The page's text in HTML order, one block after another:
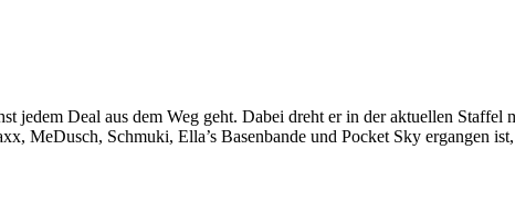
Deal aus dem Weg geht. Dabei dreht er in der aktuellen Staffel
MeDusch, Schmuki, Ella’s Basenbande und Pocket Sky ergangen